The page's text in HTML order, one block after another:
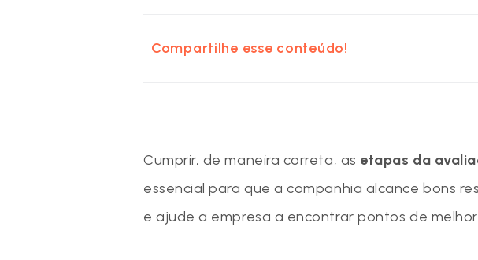
Compartilhe esse conteúdo!
Cumprir, de maneira correta, as etapas da
essencial para que a companhia alcance bons
e ajude a empresa a encontrar pontos de